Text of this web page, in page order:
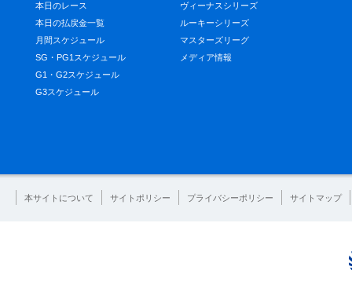
本日のレース
本日の払戻金一覧
月間スケジュール
SG・PG1スケジュール
G1・G2スケジュール
G3スケジュール
ヴィーナスシリーズ
ルーキーシリーズ
マスターズリーグ
メディア情報
本サイトについて サイトポリシー プライバシーポリシー サイトマップ